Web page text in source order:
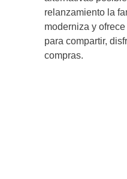
relanzamiento la
moderniza y
para compartir,
compras.